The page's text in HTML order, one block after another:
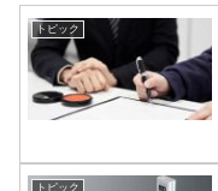
トピック
トピック